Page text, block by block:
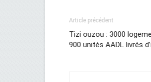
Article précédent
Tizi ouzou : 3000
900 unités AADL livrés